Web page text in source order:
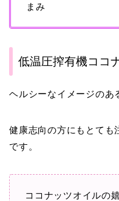
まみ
低温圧搾有機ココ
ヘルシーなイメージのあ
健康志向の方にもとても
です。
ココナッツオイルの